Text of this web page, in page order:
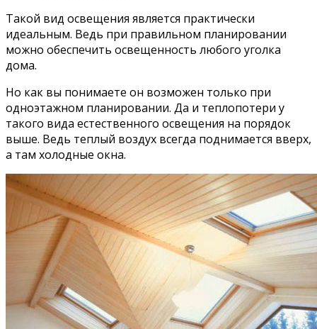
Такой вид освещения является практически
идеальным. Ведь при правильном планировании
можно обеспечить освещенность любого уголка
дома.
Но как вы понимаете он возможен только при
одноэтажном планировании. Да и теплопотери у
такого вида естественного освещения на порядок
выше. Ведь теплый воздух всегда поднимается вверх,
а там холодные окна.